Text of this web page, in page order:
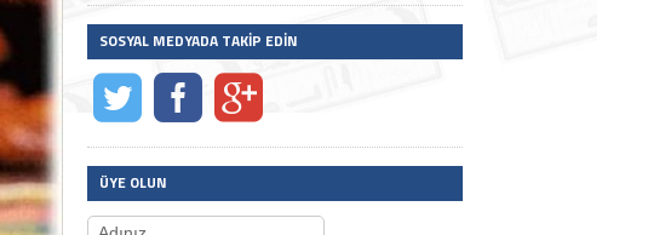
SOSYAL MEDYADA TAKIP EDIN
ÜYE OLUN